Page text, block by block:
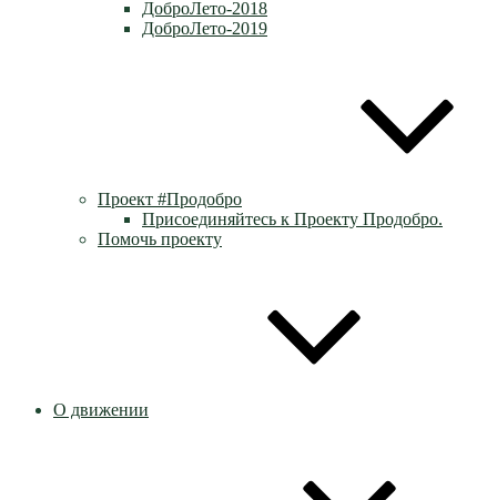
ДоброЛето-2018
ДоброЛето-2019
Проект #Продобро
Присоединяйтесь к Проекту Продобро.
Помочь проекту
О движении